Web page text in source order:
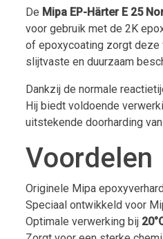
De Mipa EP-Härter E 25
voor gebruik met de 2K
of epoxycoating zorgt deze
slijtvaste en duurzaam
Dankzij de normale
Hij biedt voldoende
uitstekende doorharding
Voordelen
Originele Mipa
Speciaal ontwikkeld voor
Optimale verwerking bij